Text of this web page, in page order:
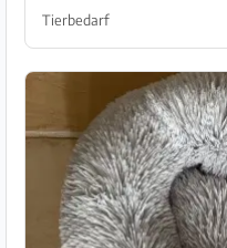
Oberfläche, klappbar
Sicherheit: Hilft dabei,...
Tierbedarf